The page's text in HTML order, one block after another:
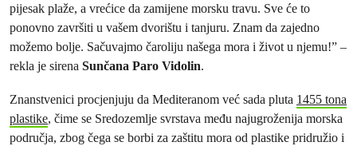
pijesak plaže, a vrećice da zamijene morsku travu. Sve će to
ponovno završiti u vašem dvorištu i tanjuru. Znam da zajedno
možemo bolje. Sačuvajmo čaroliju našega mora i život u njemu!” –
rekla je sirena Sunčana Paro Vidolin.
Znanstvenici procjenjuju da Mediteranom već sada pluta 1455 tona
plastike, čime se Sredozemlje svrstava među najugroženija morska
područja, zbog čega se borbi za zaštitu mora od plastike pridružio i